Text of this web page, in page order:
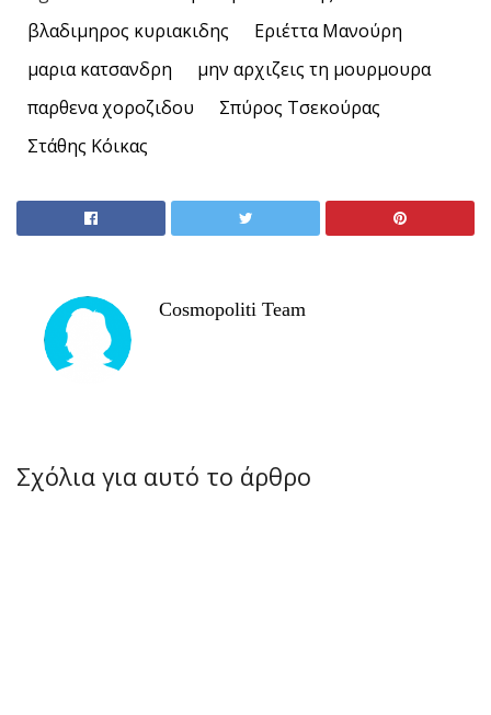
βλαδιμηρος κυριακιδης
Εριέττα Μανούρη
μαρια κατσανδρη
μην αρχιζεις τη μουρμουρα
παρθενα χοροζιδου
Σπύρος Τσεκούρας
Στάθης Κόικας
Cosmopoliti Team
Σχόλια για αυτό το άρθρο